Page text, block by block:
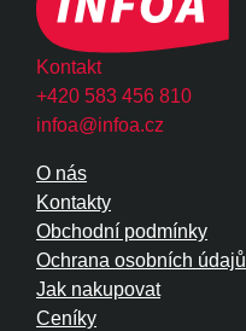
Kontakt
+420 583 456 810
infoa@infoa.cz
O nás
Kontakty
Obchodní podmínky
Ochrana osobních údajů
Jak nakupovat
Ceníky